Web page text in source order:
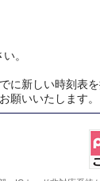
。
に新しい時刻表
願いいたします。